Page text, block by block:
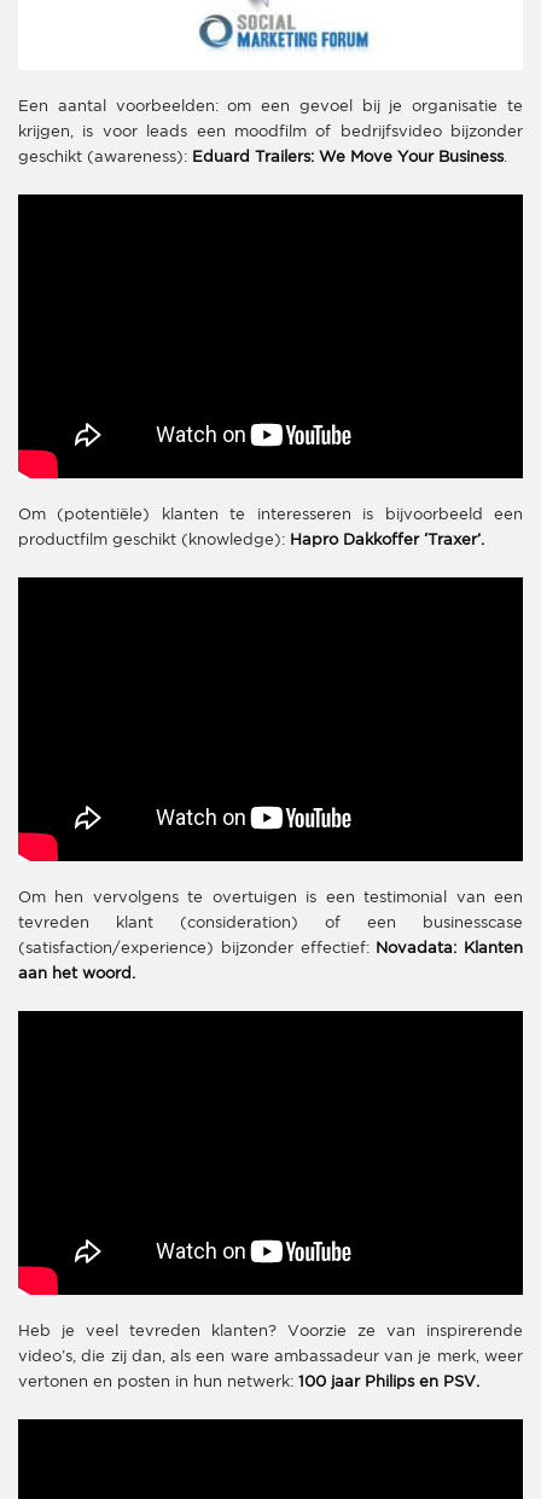
Een aantal voorbeelden: om een gevoel bij je organisatie te
krijgen, is voor leads een moodfilm of bedrijfsvideo bijzonder
geschikt (awareness): Eduard Trailers: We Move Your Business.
Om (potentiële) klanten te interesseren is bijvoorbeeld een
productfilm geschikt (knowledge): Hapro Dakkoffer ‘Traxer’.
Om hen vervolgens te overtuigen is een testimonial van een
tevreden klant (consideration) of een businesscase
(satisfaction/experience) bijzonder effectief:
Novadata: Klanten
aan het woord.
Heb je veel tevreden klanten? Voorzie ze van inspirerende
video’s, die zij dan, als een ware ambassadeur van je merk, weer
vertonen en posten in hun netwerk: 100 jaar Philips en PSV.